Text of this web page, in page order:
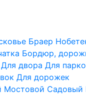
Браер
Бордюр,
Для двора Для
Для дорожек
Мостовой Садовый